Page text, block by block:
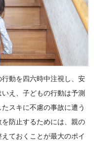
動を四六時中注視し、安
え、子どもの行動は予測
スキに不慮の事故に遭う
防止するためには、親の
ておくことが最大のポイ